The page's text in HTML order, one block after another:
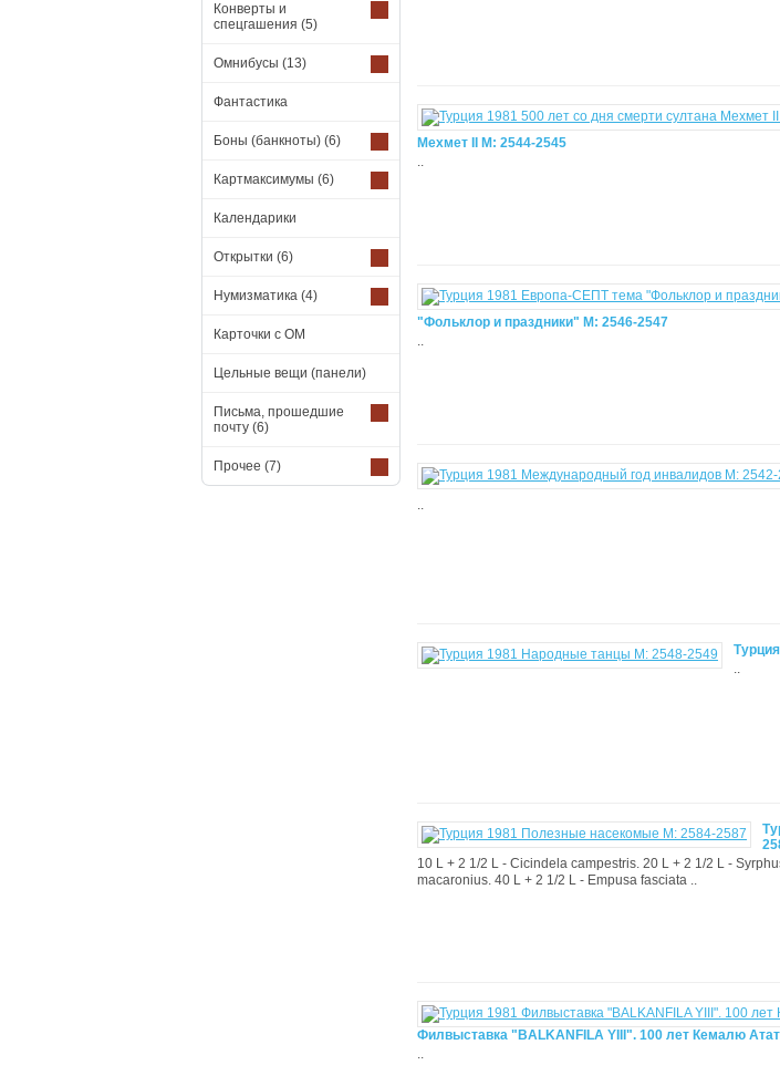
Конверты и
спецгашения (5)
Омнибусы (13)
Фантастика
Боны (банкноты) (6)
Картмаксимумы (6)
Календарики
Открытки (6)
Нумизматика (4)
Карточки с ОМ
Цельные вещи (панели)
Письма, прошедшие
почту (6)
Прочее (7)
Мехмет II М: 2544-2545
..
"Фольклор и праздники" М: 2546-2547
..
..
..
10 L + 2 1/2 L - Cicindela campestris. 20 L + 2 1/2 L -
macaronius. 40 L + 2 1/2 L - Empusa fasciata ..
Филвыставка "BALKANFILA YIII". 100 лет Кемалю
..